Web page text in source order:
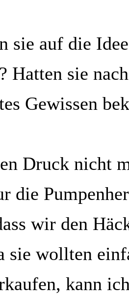
sie auf die
Hatten sie
Gewissen
Druck nicht
die
wir den
sie wollten
kann